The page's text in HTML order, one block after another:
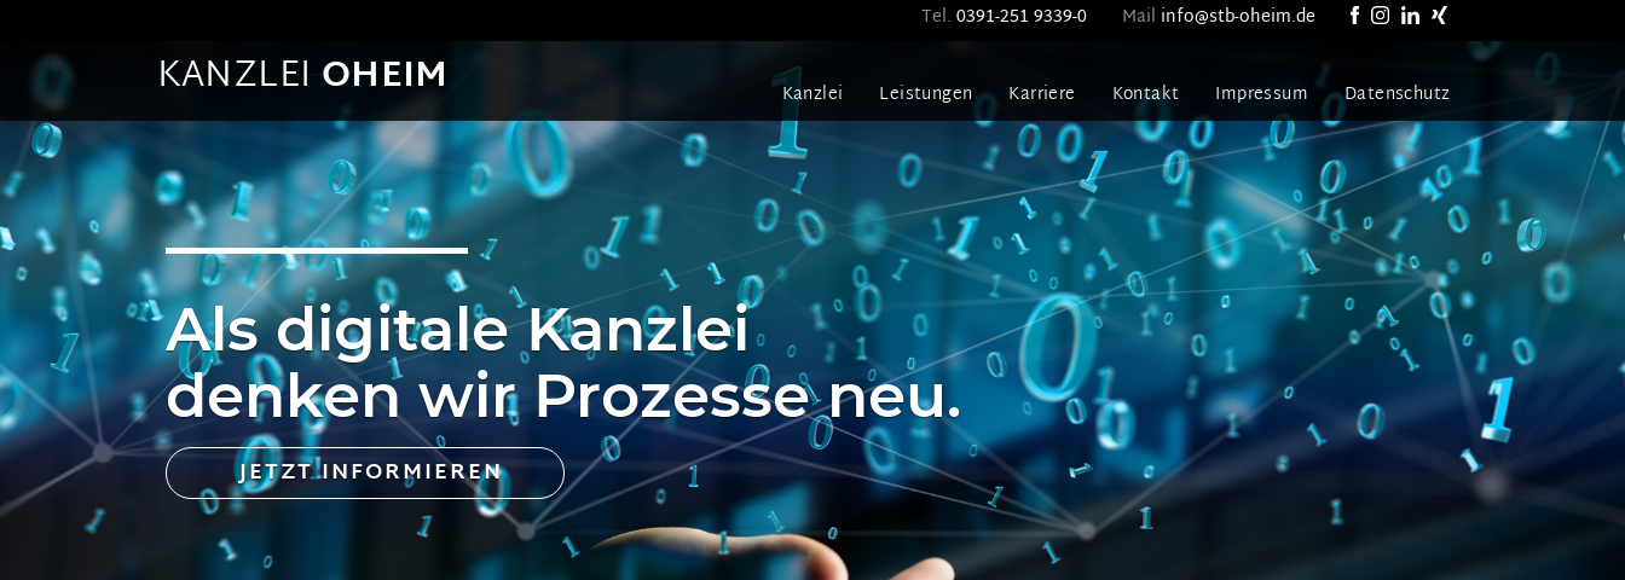
Tel. 0391-251 9339-0 Mail info@stb-oheim.de
KANZLEI OHEIM Datenschutz
Impressum
Kontakt
Karriere
Leistungen
Kanzlei
Als digitale Kanzlei
denken wir Prozesse neu.
JETZT INFORMIEREN